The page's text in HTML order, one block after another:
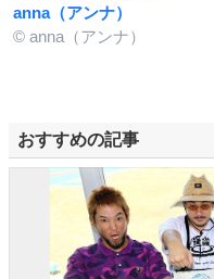
anna（アンナ）
© anna（アンナ）
おすすめの記事